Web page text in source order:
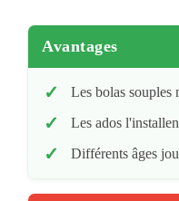
Avantages
Les bolas souples
Les ados
Différents âges